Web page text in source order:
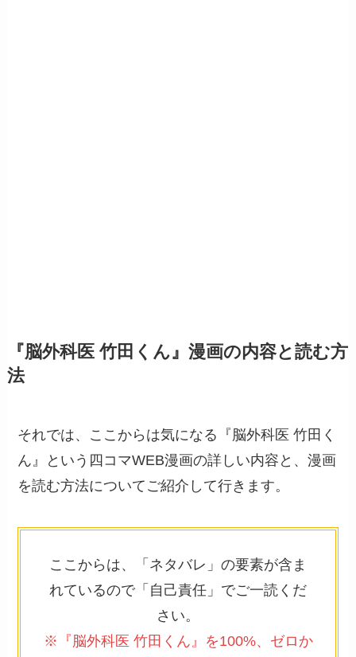
『脳外科医 竹田くん』漫画の内容と読む方
法
それでは、ここからは気になる『脳外科医 竹田く
ん』という四コマWEB漫画の詳しい内容と、漫画
を読む方法についてご紹介して行きます。
ここからは、「ネタバレ」の要素が含ま
れているので「自己責任」でご一読くだ
さい。
※『脳外科医 竹田くん』を100%、ゼロか